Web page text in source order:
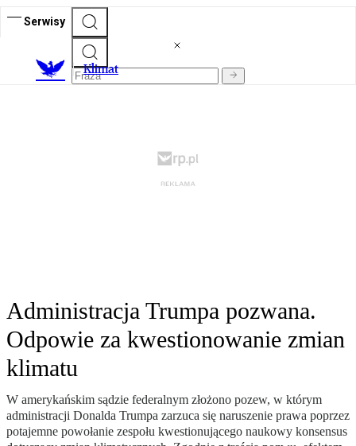
Serwisy
Klimat
Administracja Trumpa pozwana.
Odpowie za kwestionowanie zmian
klimatu
W amerykańskim sądzie federalnym złożono pozew, w którym
administracji Donalda Trumpa zarzuca się naruszenie prawa poprzez
potajemne powołanie zespołu kwestionującego naukowy konsensus